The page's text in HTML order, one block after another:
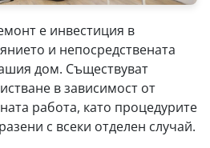
е инвестиция в
и непосредствената
дом. Съществуват
в зависимост от
работа, като процедурите
с всеки отделен случай.